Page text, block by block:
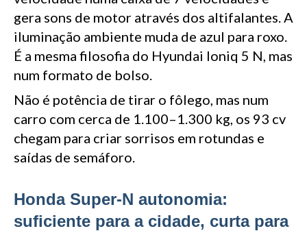
gera sons de motor através dos altifalantes. A
iluminação ambiente muda de azul para roxo.
É a mesma filosofia do Hyundai Ioniq 5 N, mas
num formato de bolso.
Não é potência de tirar o fôlego, mas num
carro com cerca de 1.100–1.300 kg, os 93 cv
chegam para criar sorrisos em rotundas e
saídas de semáforo.
Honda Super-N autonomia:
suficiente para a cidade, curta para